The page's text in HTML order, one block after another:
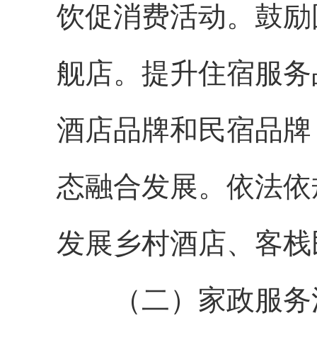
饮促消费活动。鼓
舰店。提升住宿服
酒店品牌和民宿品
态融合发展。依法
发展乡村酒店、客
（二）家政服务